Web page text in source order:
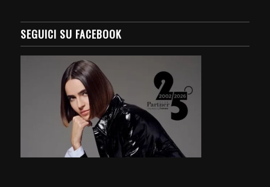
SEGUICI SU FACEBOOK